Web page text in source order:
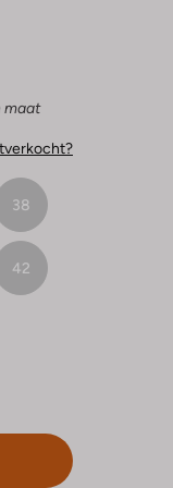
maat
38
42